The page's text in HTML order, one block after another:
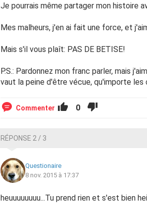
Je pourrais même partager mon histoire
Mes malheurs, j'en ai fait une force, et
Mais s'il vous plaît: PAS DE BETISE!
P.S.: Pardonnez mon franc parler, mais
vaut la peine d'être vécue, qu'importe les
Commenter 0
RÉPONSE 2 / 3
Questionaire
8 nov. 2015 à 17:37
heuuuuuuuu...Tu prend rien et s'est bien